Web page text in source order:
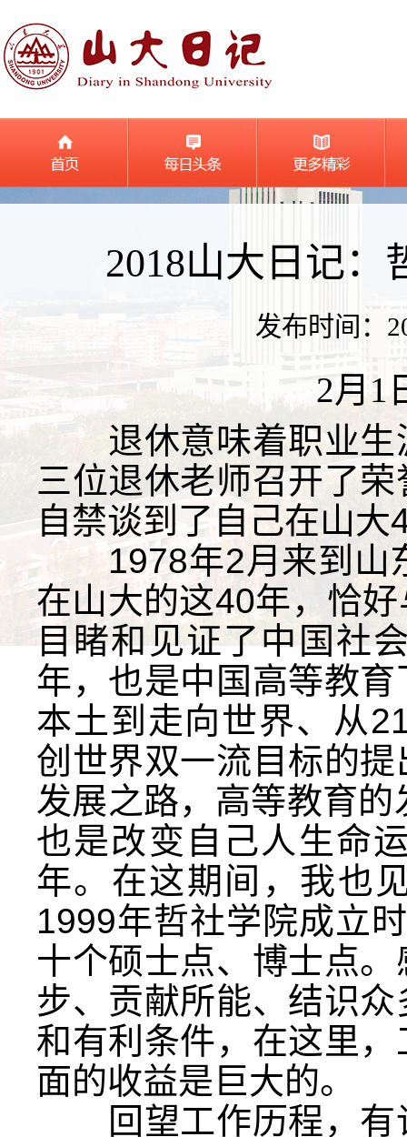
2018山大日记：
发布时间：
2月1
退休意味着职业生
三位退休老师召开了
自禁谈到了自己在山大
1978年2月来到山东
在山大的这40年，恰
目睹和见证了中国社
年，也是中国高等教
本土到走向世界、从
创世界双一流目标的
发展之路，高等教育
也是改变自己人生命
年。在这期间，我也
1999年哲社学院成立
十个硕士点、博士点
步、贡献所能、结识
和有利条件，在这里
面的收益是巨大的。
回望工作历程，有